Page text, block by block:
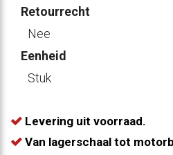
Retourrecht
Nee
Eenheid
Stuk
Levering uit voorraad.
Van lagerschaal tot